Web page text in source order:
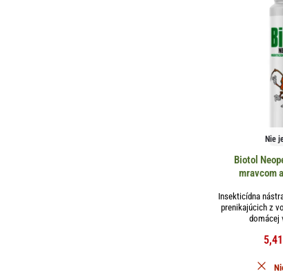
Nie
Biotol
mravcom
Insekticídna
prenikajúcich z
domácej
5,41